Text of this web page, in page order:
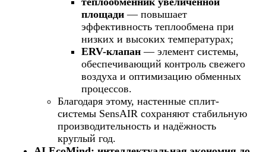
площади — повышает
эффективность теплообмена при
низких и высоких температурах;
ERV-клапан — элемент системы,
обеспечивающий контроль свежего
воздуха и оптимизацию обменных
процессов.
Благодаря этому, настенные сплит-
системы SensAIR сохраняют стабильную
производительность и надёжность
круглый год.